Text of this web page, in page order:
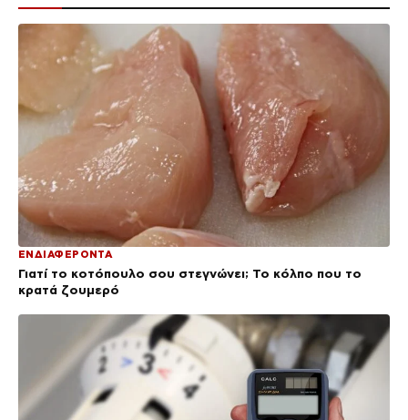
ΕΝΔΙΑΦΕΡΟΝΤΑ
Γιατί το κοτόπουλο σου στεγνώνει; Το κόλπο που το
κρατά ζουμερό